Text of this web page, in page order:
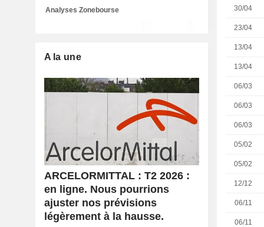
30/04
23/04
13/04
13/04
06/03
06/03
06/03
05/02
05/02
12/12
06/11
06/11
Analyses Zonebourse
A la une
ARCELORMITTAL : T2 2026 :
en ligne. Nous pourrions
ajuster nos prévisions
légèrement à la hausse.